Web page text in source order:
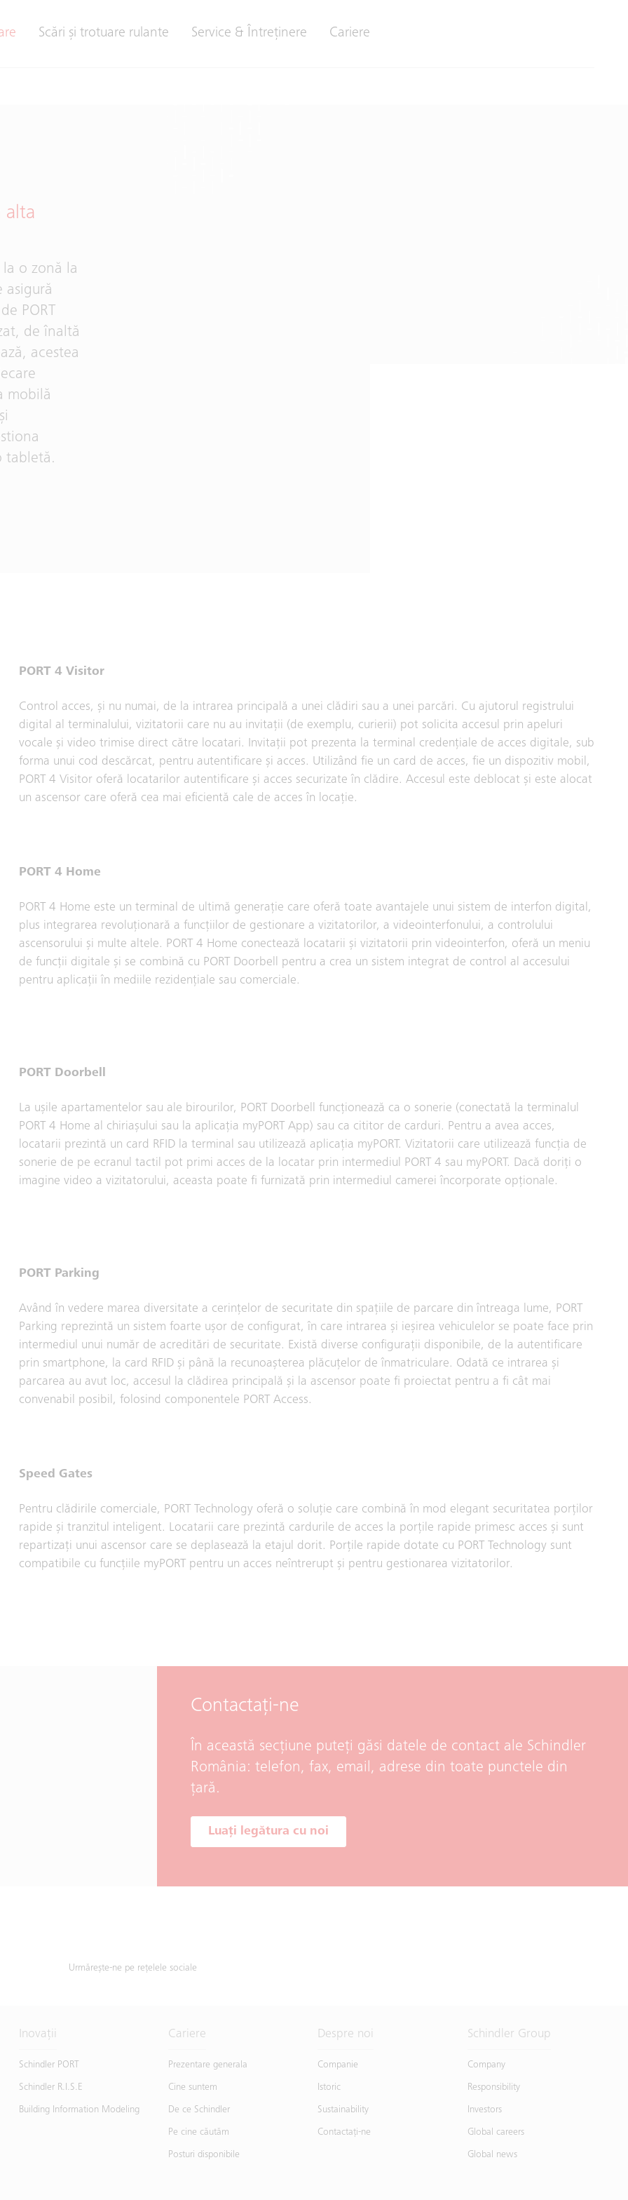
Scări și trotuare rulante Service & Întreţinere Cariere
alta
o zonă la
asigură
PORT
de înaltă
acestea
mobilă
tabletă.
PORT 4 Visitor
Control acces, și nu numai, de la intrarea principală a unei clădiri sau a unei parcări. Cu ajutorul registrului
digital al terminalului, vizitatorii care nu au invitații (de exemplu, curierii) pot solicita accesul prin apeluri
vocale și video trimise direct către locatari. Invitații pot prezenta la terminal credențiale de acces digitale, sub
forma unui cod descărcat, pentru autentificare și acces. Utilizând fie un card de acces, fie un dispozitiv mobil,
PORT 4 Visitor oferă locatarilor autentificare și acces securizate în clădire. Accesul este deblocat și este alocat
un ascensor care oferă cea mai eficientă cale de acces în locație.
PORT 4 Home
PORT 4 Home este un terminal de ultimă generație care oferă toate avantajele unui sistem de interfon digital,
plus integrarea revoluționară a funcțiilor de gestionare a vizitatorilor, a videointerfonului, a controlului
ascensorului și multe altele. PORT 4 Home conectează locatarii și vizitatorii prin videointerfon, oferă un meniu
de funcții digitale și se combină cu PORT Doorbell pentru a crea un sistem integrat de control al accesului
pentru aplicații în mediile rezidențiale sau comerciale.
PORT Doorbell
La ușile apartamentelor sau ale birourilor, PORT Doorbell funcționează ca o sonerie (conectată la terminalul
PORT 4 Home al chiriașului sau la aplicația myPORT App) sau ca cititor de carduri. Pentru a avea acces,
locatarii prezintă un card RFID la terminal sau utilizează aplicația myPORT. Vizitatorii care utilizează funcția de
sonerie de pe ecranul tactil pot primi acces de la locatar prin intermediul PORT 4 sau myPORT. Dacă doriți o
imagine video a vizitatorului, aceasta poate fi furnizată prin intermediul camerei încorporate opționale.
PORT Parking
Având în vedere marea diversitate a cerințelor de securitate din spațiile de parcare din întreaga lume, PORT
Parking reprezintă un sistem foarte ușor de configurat, în care intrarea și ieșirea vehiculelor se poate face prin
intermediul unui număr de acreditări de securitate. Există diverse configurații disponibile, de la autentificare
prin smartphone, la card RFID și până la recunoașterea plăcuțelor de înmatriculare. Odată ce intrarea și
parcarea au avut loc, accesul la clădirea principală și la ascensor poate fi proiectat pentru a fi cât mai
convenabil posibil, folosind componentele PORT Access.
Speed Gates
Pentru clădirile comerciale, PORT Technology oferă o soluție care combină în mod elegant securitatea porților
rapide și tranzitul inteligent. Locatarii care prezintă cardurile de acces la porțile rapide primesc acces și sunt
repartizați unui ascensor care se deplasează la etajul dorit. Porțile rapide dotate cu PORT Technology sunt
compatibile cu funcțiile myPORT pentru un acces neîntrerupt și pentru gestionarea vizitatorilor.
Contactaţi-ne
În această secțiune puteți găsi datele de contact ale Schindler
România: telefon, fax, email, adrese din toate punctele din
țară.
Luați legătura cu noi
Urmărește-ne pe rețelele sociale
Inovații
Schindler PORT
Schindler R.I.S.E
Building Information Modeling
Cariere
Prezentare generala
Cine suntem
De ce Schindler
Pe cine căutăm
Posturi disponibile
Despre noi
Companie
Istoric
Sustainability
Contactaţi-ne
Schindler Group
Company
Responsibility
Investors
Global careers
Global news